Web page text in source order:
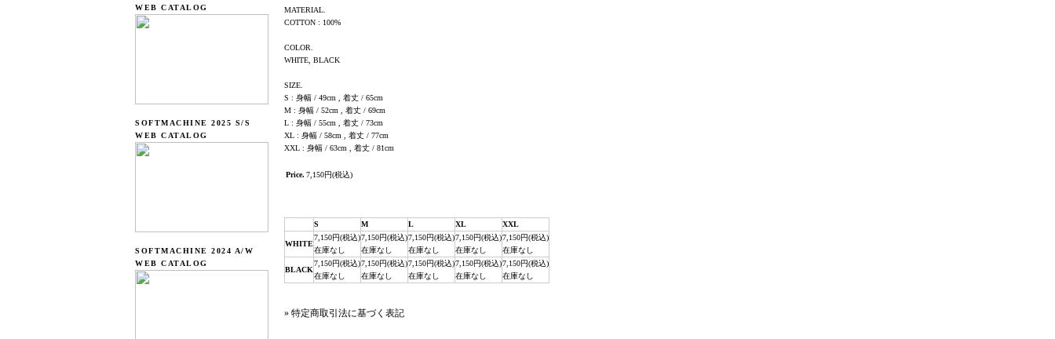
WEB CATALOG
SOFTMACHINE 2025 S/S
WEB CATALOG
SOFTMACHINE 2024 A/W
WEB CATALOG
MATERIAL.
COTTON : 100%
COLOR.
WHITE, BLACK
SIZE.
S : 身幅 / 49cm , 着丈 / 65cm
M : 身幅 / 52cm , 着丈 / 69cm
L : 身幅 / 55cm , 着丈 / 73cm
XL : 身幅 / 58cm , 着丈 / 77cm
XXL : 身幅 / 63cm , 着丈 / 81cm
Price. 7,150円(税込)
S M L XL XXL
WHITE
7,150円(税込)
在庫なし
7,150円(税込)
在庫なし
7,150円(税込)
在庫なし
7,150円(税込)
在庫なし
7,150円(税込)
在庫なし
BLACK
7,150円(税込)
在庫なし
7,150円(税込)
在庫なし
7,150円(税込)
在庫なし
7,150円(税込)
在庫なし
7,150円(税込)
在庫なし
» 特定商取引法に基づく表記